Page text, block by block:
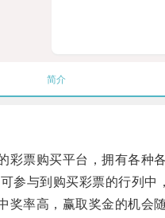
简介
票购买平台，拥有各种各
与到购买彩票的行列中
率高，赢取奖金的机会随